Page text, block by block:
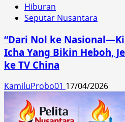
Hiburan
Seputar Nusantara
“Dari Nol ke
Icha Yang Bikin Heboh,
ke TV China
KamiluProbo01 17/04/2026